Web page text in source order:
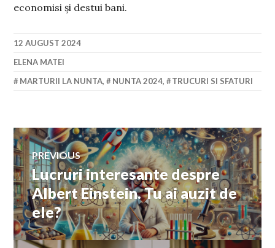
economisi și destui bani.
12 AUGUST 2024
ELENA MATEI
MARTURII LA NUNTA, NUNTA 2024, TRUCURI SI SFATURI
Navigare
în
articole
PREVIOUS
Previous
post:
Lucruri interesante despre
Albert Einstein. Tu ai auzit de
ele?